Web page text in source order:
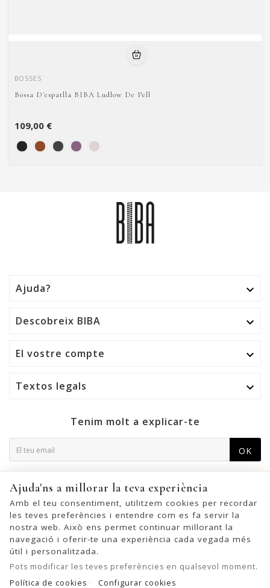
BOSSES
Bossa D'espatlla BIBA Ludlow De Pell
109,00 €
Ajuda? 
Descobreix BIBA 
El vostre compte 
Textos legals 
Tenim molt a explicar-te
OK
això, trobeu la nostra informació de contacte a l'avís legal.
Ajuda'ns a millorar la teva experiència
Amb el teu consentiment, utilitzem cookies per recordar
les teves preferències i entendre com es fa servir la
nostra web. Això ens permet continuar millorant la
navegació i oferir-te una experiència cada vegada més
útil i personalitzada.
Pots modificar les teves preferències en qualsevol moment.
Política de cookies
Configurar cookies
© 2026 - United Bags Company S.L. - Todos los derechos reservados.
Inscrita en el Registro Mercantil de Barcelona, Tomo 33286, Libro 228637,
Folio 0083, Sección general, Inscripción 1ª